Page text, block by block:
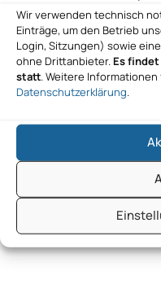
Wir verwenden technisch
Einträge, um den Betrieb
Login, Sitzungen) sowie
ohne Drittanbieter. Es
statt. Weitere
Datenschutzerklärung.
Maschinenfabrik
BvL